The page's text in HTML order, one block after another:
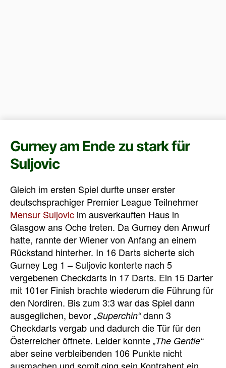
Gurney am Ende zu stark für
Suljovic
Gleich im ersten Spiel durfte unser erster
deutschsprachiger Premier League Teilnehmer
Mensur Suljovic im ausverkauften Haus in
Glasgow ans Oche treten. Da Gurney den Anwurf
hatte, rannte der Wiener von Anfang an einem
Rückstand hinterher. In 16 Darts sicherte sich
Gurney Leg 1 – Suljovic konterte nach 5
vergebenen Checkdarts in 17 Darts. Ein 15 Darter
mit 101er Finish brachte wiederum die Führung für
den Nordiren. Bis zum 3:3 war das Spiel dann
ausgeglichen, bevor „Superchin“dann 3
Checkdarts vergab und dadurch die Tür für den
Österreicher öffnete. Leider konnte „The Gentle“
aber seine verbleibenden 106 Punkte nicht